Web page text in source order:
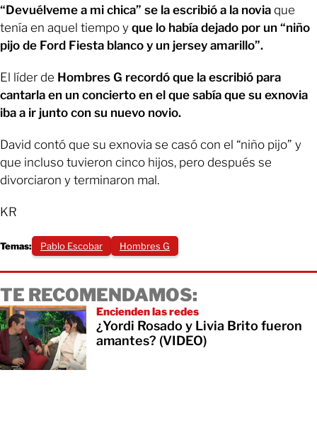
“Devuélveme a mi chica” se la escribió a la novia que
tenía en aquel tiempo y que lo había dejado por un “niño
pijo de Ford Fiesta blanco y un jersey amarillo”.
El líder de Hombres G recordó que la escribió para
cantarla en un concierto en el que sabía que su exnovia
iba a ir junto con su nuevo novio.
David contó que su exnovia se casó con el “niño pijo” y
que incluso tuvieron cinco hijos, pero después se
divorciaron y terminaron mal.
KR
Temas: Pablo Escobar Hombres G
TE RECOMENDAMOS:
Encienden las redes
¿Yordi Rosado y Livia Brito fueron
amantes? (VIDEO)